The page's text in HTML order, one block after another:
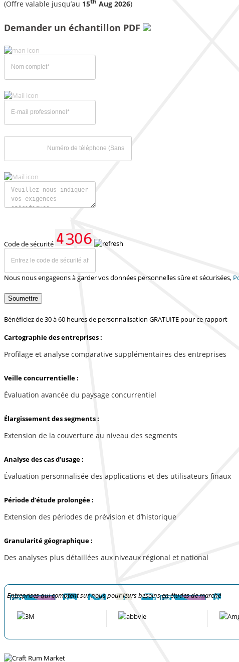
(Offre valable jusqu’au 15 Aug 2026)
Demander un échantillon PDF
Code de sécurité
Nous nous engageons à garder vos données personnelles sûre et sécurisées,
Soumettre
Bénéficiez de 30 à 60 heures de personnalisation GRATUITE pour ce rapport
Cartographie des entreprises :
Profilage et analyse comparative supplémentaires des entreprises
Veille concurrentielle :
Évaluation avancée du paysage concurrentiel
Élargissement des segments :
Extension de la couverture au niveau des segments
Analyse des cas d’usage :
Évaluation personnalisée des applications et des utilisateurs finaux
Période d’étude prolongée :
Extension des périodes de prévision et d’historique
Granularité géographique :
Des analyses plus détaillées aux niveaux régional et national
Entreprises qui comptent sur nous pour leurs besoins en études de marché